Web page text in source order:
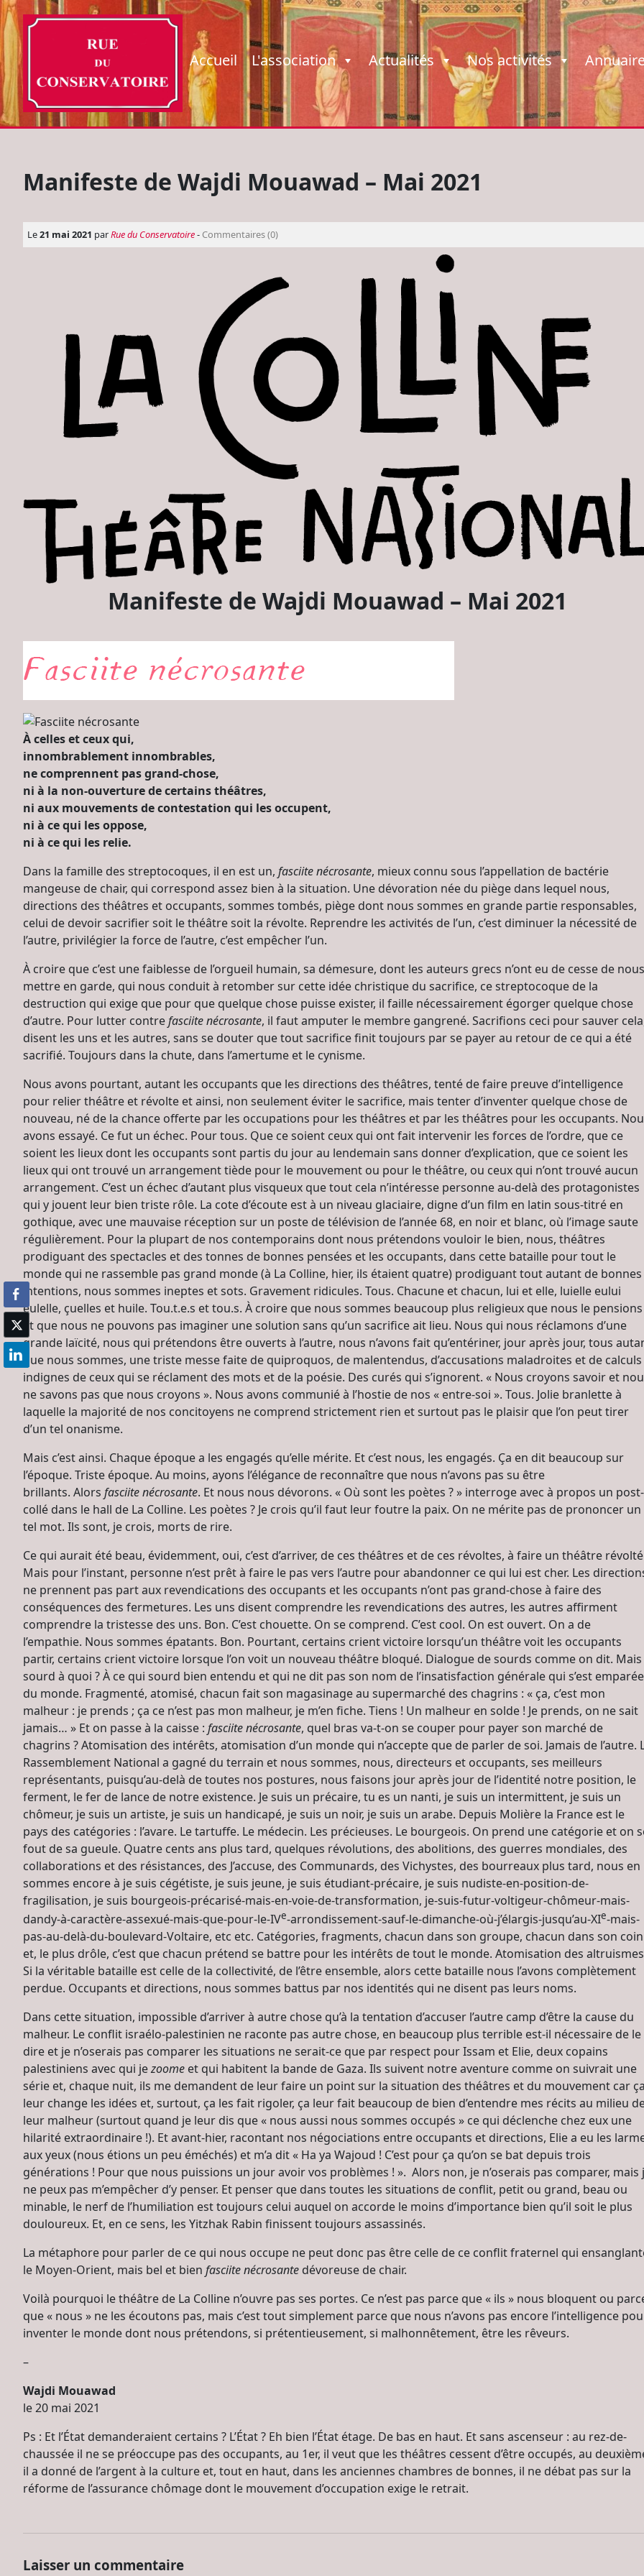
Accueil L'association Actualités Nos activités
Manifeste de Wajdi Mouawad – Mai 2021
Le21 mai 2021 parRue du Conservatoire- Commentaires (0)
Manifeste de Wajdi Mouawad – Mai 2021
À celles et ceux qui,
innombrablement innombrables,
ne comprennent pas grand-chose,
ni à la non-ouverture de certains théâtres,
ni aux mouvements de contestation qui les occupent,
ni à ce qui les oppose,
ni à ce qui les relie.
Dans la famille des streptocoques, il en est un, fasciite nécrosante, mieux connu sous l’appellation de bactérie
mangeuse de chair, qui correspond assez bien à la situation. Une dévoration née du piège dans lequel nous,
directions des théâtres et occupants, sommes tombés, piège dont nous sommes en grande partie responsables,
celui de devoir sacrifier soit le théâtre soit la révolte. Reprendre les activités de l’un, c’est diminuer la nécessité de
l’autre, privilégier la force de l’autre, c’est empêcher l’un.
À croire que c’est une faiblesse de l’orgueil humain, sa démesure, dont les auteurs grecs n’ont eu de cesse de nous
mettre en garde, qui nous conduit à retomber sur cette idée christique du sacrifice, ce streptocoque de la
destruction qui exige que pour que quelque chose puisse exister, il faille nécessairement égorger quelque chose
d’autre. Pour lutter contrefasciite nécrosante, il faut amputer le membre gangrené. Sacrifions ceci pour sauver
disent les uns et les autres, sans se douter que tout sacrifice finit toujours par se payer au retour de ce qui a été
sacrifié. Toujours dans la chute, dans l’amertume et le cynisme.
Nous avons pourtant, autant les occupants que les directions des théâtres, tenté de faire preuve d’intelligence
pour relier théâtre et révolte et ainsi, non seulement éviter le sacrifice, mais tenter d’inventer quelque chose de
nouveau, né de la chance offerte par les occupations pour les théâtres et par les théâtres pour les occupants.
avons essayé. Ce fut un échec. Pour tous. Que ce soient ceux qui ont fait intervenir les forces de l’ordre, que ce
soient les lieux dont les occupants sont partis du jour au lendemain sans donner d’explication, que ce soient les
lieux qui ont trouvé un arrangement tiède pour le mouvement ou pour le théâtre, ou ceux qui n’ont trouvé aucun
arrangement. C’est un échec d’autant plus visqueux que tout cela n’intéresse personne au-delà des protagonistes
qui y jouent leur bien triste rôle. La cote d’écoute est à un niveau glaciaire, digne d’un film en latin sous-titré en
gothique, avec une mauvaise réception sur un poste de télévision de l’année 68, en noir et blanc, où l’image saute
régulièrement. Pour la plupart de nos contemporains dont nous prétendons vouloir le bien, nous, théâtres
prodiguant des spectacles et des tonnes de bonnes pensées et les occupants, dans cette bataille pour tout le
monde qui ne rassemble pas grand monde (à La Colline, hier, ils étaient quatre) prodiguant tout autant de bonnes
intentions, nous sommes ineptes et sots. Gravement ridicules. Tous. Chacune et chacun, lui et elle, luielle eului
eulelle, çuelles et huile. Tou.t.e.s et tou.s. À croire que nous sommes beaucoup plus religieux que nous le pensions
et que nous ne pouvons pas imaginer une solution sans qu’un sacrifice ait lieu. Nous qui nous réclamons d’une
grande laïcité, nous qui prétendons être ouverts à l’autre, nous n’avons fait qu’entériner, jour après jour, tous
que nous sommes, une triste messe faite de quiproquos, de malentendus, d’accusations maladroites et de calculs
indignes de ceux qui se réclament des mots et de la poésie. Des curés qui s’ignorent. « Nous croyons savoir et
ne savons pas que nous croyons ». Nous avons communié à l’hostie de nos « entre-soi ». Tous. Jolie branlette à
laquelle la majorité de nos concitoyens ne comprend strictement rien et surtout pas le plaisir que l’on peut tirer
d’un tel onanisme.
Mais c’est ainsi. Chaque époque a les engagés qu’elle mérite. Et c’est nous, les engagés. Ça en dit beaucoup sur
l’époque. Triste époque. Au moins, ayons l’élégance de reconnaître que nous n’avons pas su être
brillants. Alors fasciite nécrosante. Et nous nous dévorons. « Où sont les poètes ? » interroge avec à propos un
collé dans le hall de La Colline. Les poètes ? Je crois qu’il faut leur foutre la paix. On ne mérite pas de prononcer un
tel mot. Ils sont, je crois, morts de rire.
Ce qui aurait été beau, évidemment, oui, c’est d’arriver, de ces théâtres et de ces révoltes, à faire un théâtre
Mais pour l’instant, personne n’est prêt à faire le pas vers l’autre pour abandonner ce qui lui est cher. Les
ne prennent pas part aux revendications des occupants et les occupants n’ont pas grand-chose à faire des
conséquences des fermetures. Les uns disent comprendre les revendications des autres, les autres affirment
comprendre la tristesse des uns. Bon. C’est chouette. On se comprend. C’est cool. On est ouvert. On a de
l’empathie. Nous sommes épatants. Bon. Pourtant, certains crient victoire lorsqu’un théâtre voit les occupants
partir, certains crient victoire lorsque l’on voit un nouveau théâtre bloqué. Dialogue de sourds comme on dit. Mais
sourd à quoi ? À ce qui sourd bien entendu et qui ne dit pas son nom de l’insatisfaction générale qui s’est emparée
du monde. Fragmenté, atomisé, chacun fait son magasinage au supermarché des chagrins : « ça, c’est mon
malheur : je prends ; ça ce n’est pas mon malheur, je m’en fiche. Tiens ! Un malheur en solde ! Je prends, on ne sait
jamais… » Et on passe à la caisse : fasciite nécrosante, quel bras va-t-on se couper pour payer son marché de
chagrins ? Atomisation des intérêts, atomisation d’un monde qui n’accepte que de parler de soi. Jamais de l’autre.
Rassemblement National a gagné du terrain et nous sommes, nous, directeurs et occupants, ses meilleurs
représentants, puisqu’au-delà de toutes nos postures, nous faisons jour après jour de l’identité notre position, le
ferment, le fer de lance de notre existence. Je suis un précaire, tu es un nanti, je suis un intermittent, je suis un
chômeur, je suis un artiste, je suis un handicapé, je suis un noir, je suis un arabe. Depuis Molière la France est le
pays des catégories : l’avare. Le tartuffe. Le médecin. Les précieuses. Le bourgeois. On prend une catégorie et on
fout de sa gueule. Quatre cents ans plus tard, quelques révolutions, des abolitions, des guerres mondiales, des
collaborations et des résistances, des J’accuse, des Communards, des Vichystes, des bourreaux plus tard, nous en
sommes encore à je suis cégétiste, je suis jeune, je suis étudiant-précaire, je suis nudiste-en-position-de-
fragilisation, je suis bourgeois-précarisé-mais-en-voie-de-transformation, je-suis-futur-voltigeur-chômeur-mais-
dandy-à-caractère-assexué-mais-que-pour-le-IVe-arrondissement-sauf-le-dimanche-où-j’élargis-jusqu’au-XIe-mais-
pas-au-delà-du-boulevard-Voltaire, etc etc. Catégories, fragments, chacun dans son groupe, chacun dans son coin
et, le plus drôle, c’est que chacun prétend se battre pour les intérêts de tout le monde. Atomisation des
Si la véritable bataille est celle de la collectivité, de l’être ensemble, alors cette bataille nous l’avons complètement
perdue. Occupants et directions, nous sommes battus par nos identités qui ne disent pas leurs noms.
Dans cette situation, impossible d’arriver à autre chose qu’à la tentation d’accuser l’autre camp d’être la cause du
malheur. Le conflit israélo-palestinien ne raconte pas autre chose, en beaucoup plus terrible est-il nécessaire de le
dire et je n’oserais pas comparer les situations ne serait-ce que par respect pour Issam et Elie, deux copains
palestiniens avec qui jezoome et qui habitent la bande de Gaza. Ils suivent notre aventure comme on suivrait une
série et, chaque nuit, ils me demandent de leur faire un point sur la situation des théâtres et du mouvement car
leur change les idées et, surtout, ça les fait rigoler, ça leur fait beaucoup de bien d’entendre mes récits au milieu
leur malheur (surtout quand je leur dis que « nous aussi nous sommes occupés » ce qui déclenche chez eux une
hilarité extraordinaire !). Et avant-hier, racontant nos négociations entre occupants et directions, Elie a eu les
aux yeux (nous étions un peu éméchés) et m’a dit « Ha ya Wajoud ! C’est pour ça qu’on se bat depuis trois
générations ! Pour que nous puissions un jour avoir vos problèmes ! ». Alors non, je n’oserais pas comparer, mais
ne peux pas m’empêcher d’y penser. Et penser que dans toutes les situations de conflit, petit ou grand, beau ou
minable, le nerf de l’humiliation est toujours celui auquel on accorde le moins d’importance bien qu’il soit le plus
douloureux. Et, en ce sens, les Yitzhak Rabin finissent toujours assassinés.
La métaphore pour parler de ce qui nous occupe ne peut donc pas être celle de ce conflit fraternel qui
le Moyen-Orient, mais bel et bien fasciite nécrosante dévoreuse de chair.
Voilà pourquoi le théâtre de La Colline n’ouvre pas ses portes. Ce n’est pas parce que « ils » nous bloquent ou
que « nous » ne les écoutons pas, mais c’est tout simplement parce que nous n’avons pas encore l’intelligence
inventer le monde dont nous prétendons, si prétentieusement, si malhonnêtement, être les rêveurs.
–
Wajdi Mouawad
le 20 mai 2021
Ps : Et l’État demanderaient certains ? L’État ? Eh bien l’État étage. De bas en haut. Et sans ascenseur : au rez-de-
chaussée il ne se préoccupe pas des occupants, au 1er, il veut que les théâtres cessent d’être occupés, au
il a donné de l’argent à la culture et, tout en haut, dans les anciennes chambres de bonnes, il ne débat pas sur la
réforme de l’assurance chômage dont le mouvement d’occupation exige le retrait.
Laisser un commentaire